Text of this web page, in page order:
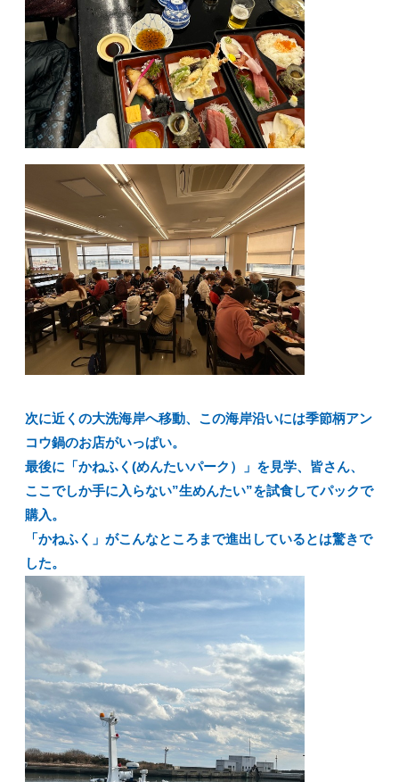
次に近くの大洗海岸へ移動、この海岸沿いには季節柄アン
コウ鍋のお店がいっぱい。
最後に「かねふく(めんたいパーク）」を見学、皆さん、
ここでしか手に入らない”生めんたい”を試食してパックで
購入。
「かねふく」がこんなところまで進出しているとは驚きで
した。